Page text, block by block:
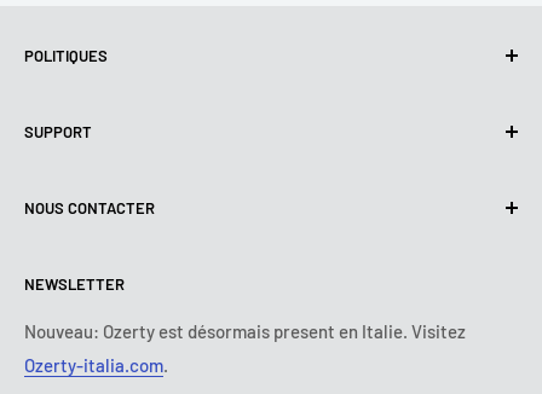
POLITIQUES
Utilisation de cookies (RGPD)
Politique de livraison
Conditions de paiement
Termes et conditions d'abonnement
SUPPORT
Nous contacter
Mentions légales
FAQ
Règlement en Ligne des Litiges
NOUS CONTACTER
Mardi :9:00 - 18:00
Mercredi :9:00 - 18:00
Jeudi :
9:00 - 18:00
NEWSLETTER
Nouveau: Ozerty est désormais present en Italie. Visitez
Ozerty-italia.com